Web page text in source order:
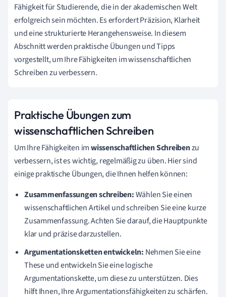
Fähigkeit für Studierende, die in der akademischen Welt
erfolgreich sein möchten. Es erfordert Präzision, Klarheit
und eine strukturierte Herangehensweise. In diesem
Abschnitt werden praktische Übungen und Tipps
vorgestellt, um Ihre Fähigkeiten im wissenschaftlichen
Schreiben zu verbessern.
Praktische Übungen zum
wissenschaftlichen Schreiben
Um Ihre Fähigkeiten imwissenschaftlichen Schreibenzu
verbessern, ist es wichtig, regelmäßig zu üben. Hier sind
einige praktische Übungen, die Ihnen helfen können:
Zusammenfassungen schreiben:Wählen Sie einen
wissenschaftlichen Artikel und schreiben Sie eine kurze
Zusammenfassung. Achten Sie darauf, die Hauptpunkte
klar und präzise darzustellen.
Argumentationsketten entwickeln: Nehmen Sie eine
These und entwickeln Sie eine logische
Argumentationskette, um diese zu unterstützen. Dies
hilft Ihnen, Ihre Argumentationsfähigkeiten zu schärfen.